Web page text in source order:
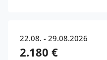
22.08. - 29.08.2026
2.180 €